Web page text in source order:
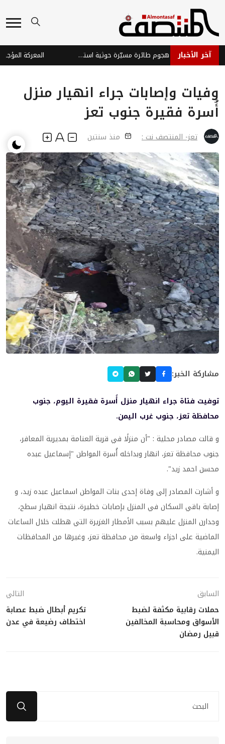
آخر الأخبار إصابة ثلاثة جنود في هجوم طائرة مسيّرة حوثية استهدف موقعاً عسكرياً شرق تعز
وفيات وإصابات جراء انهيار منزل
أُسرة فقيرة جنوب تعز
تعز- المنتصف نت : منذ سنتين
مشاركة الخبر:
توفيت فتاة جراء انهيار منزل أُسرة فقيرة اليوم، جنوب
محافظة تعز، جنوب غرب اليمن.
و قالت مصادر محلية : "أن منزلًا في قرية العنامة بمديرية المعافر،
جنوب محافظة تعز، انهار وبداخله أُسرة المواطن "إسماعيل عبده
محسن احمد زيد".
و أشارت المصادر إلى وفاة إحدى بنات المواطن اسماعيل عبده زيد، و
إصابة باقي السكان في المنزل بإصابات خطيرة، نتيجة انهيار سطح،
وجدارن المنزل عليهم بسبب الأمطار الغزيرة التي هطلت خلال الساعات
الماضية على اجزاء واسعة من محافظة تعز، وغيرها من المحافظات
اليمنية.
السابق
حملات رقابية مكثفة لضبط
الأسواق ومحاسبة المخالفين
قبيل رمضان
التالي
تكريم أبطال ضبط عصابة
اختطاف رضيعة في عدن